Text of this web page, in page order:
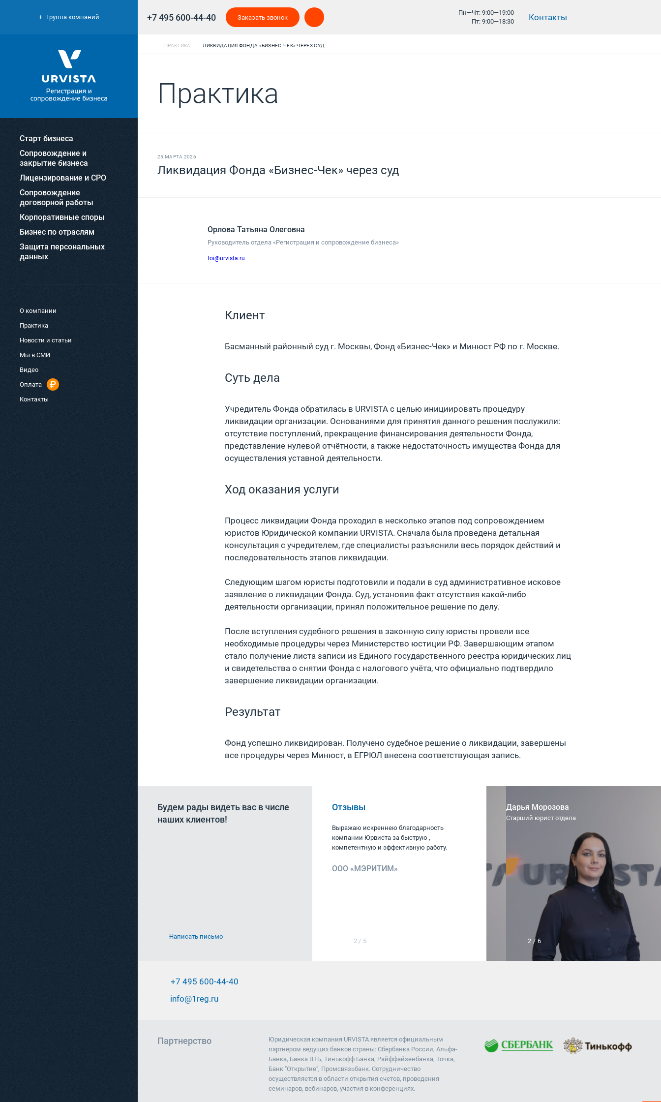
+7 495 600-44-40 Заказать звонок
Пн—Чт: 9:00—19:00
Пт: 9:00—18:30
Контакты
Группа компаний
Старт бизнеса
Сопровождение и
закрытие бизнеса
Лицензирование и СРО
Сопровождение
договорной работы
Корпоративные споры
Бизнес по отраслям
Защита персональных
данных
О компании
Практика
Новости и статьи
Мы в СМИ
Видео
Оплата
Контакты
ПРАКТИКА ЛИКВИДАЦИЯ ФОНДА «БИЗНЕС-ЧЕК» ЧЕРЕЗ СУД
Практика
25 МАРТА 2026
Ликвидация Фонда «Бизнес-Чек» через суд
Орлова Татьяна Олеговна
Руководитель отдела «Регистрация и сопровождение бизнеса»
toi@urvista.ru
Клиент
Басманный районный суд г. Москвы, Фонд «Бизнес-Чек» и Минюст РФ по г. Москве.
Суть дела
Учредитель Фонда обратилась в URVISTA с целью инициировать процедуру
ликвидации организации. Основаниями для принятия данного решения послужили:
отсутствие поступлений, прекращение финансирования деятельности Фонда,
представление нулевой отчётности, а также недостаточность имущества Фонда для
осуществления уставной деятельности.
Ход оказания услуги
Процесс ликвидации Фонда проходил в несколько этапов под сопровождением
юристов Юридической компании URVISTA. Сначала была проведена детальная
консультация с учредителем, где специалисты разъяснили весь порядок действий и
последовательность этапов ликвидации.
Следующим шагом юристы подготовили и подали в суд административное исковое
заявление о ликвидации Фонда. Суд, установив факт отсутствия какой-либо
деятельности организации, принял положительное решение по делу.
После вступления судебного решения в законную силу юристы провели все
необходимые процедуры через Министерство юстиции РФ. Завершающим этапом
стало получение листа записи из Единого государственного реестра юридических лиц
и свидетельства о снятии Фонда с налогового учёта, что официально подтвердило
завершение ликвидации организации.
Результат
Фонд успешно ликвидирован. Получено судебное решение о ликвидации, завершены
все процедуры через Минюст, в ЕГРЮЛ внесена соответствующая запись.
Будем рады видеть вас в числе
наших клиентов!
Написать письмо
Отзывы
Выражаю искреннею благодарность
компании Юрвиста за быструю ,
компетентную и эффективную работу.
ООО «МЭРИТИМ»
спасибо за оперативность. Удачи Вам и
ИП Сажин С.В.
2 / 5
Татьяна Орлова Дарья Морозова
Старший юрист отдела
2 / 6
+7 495 600-44-40
info@1reg.ru
Партнерство
Юридическая компания URVISTA является официальным
партнером ведущих банков страны: Сбербанка России, Альфа-
Банка, Банка ВТБ, Тинькофф Банка, Райффайзенбанка, Точка,
Банк "Открытие", Промсвязьбанк. Сотрудничество
осуществляется в области открытия счетов, проведения
семинаров, вебинаров, участия в конференциях.